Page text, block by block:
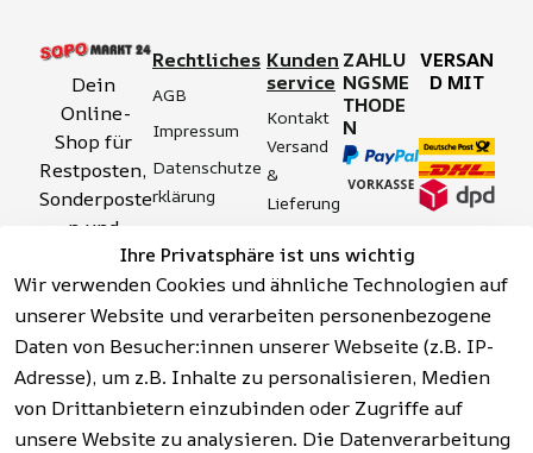
Ihre Privatsphäre ist uns wichtig
Wir verwenden Cookies und ähnliche Technologien auf
unserer Website und verarbeiten personenbezogene
Daten von Besucher:innen unserer Webseite (z.B. IP-
Adresse), um z.B. Inhalte zu personalisieren, Medien
von Drittanbietern einzubinden oder Zugriffe auf
unsere Website zu analysieren. Die Datenverarbeitung
Dein
Online-
Shop für
Restposten,
Sonderposte
n und
Aktionsartik
el rund um
Werkzeuge,
Garten,
Haushalt
und mehr.
Rechtliches
AGB
Impressum
Datenschutze
rklärung
tserklärung
Widerrufsrech
t
Hinweise zur
Batterieentso
rgung
Kunden
service
Kontakt
Versand
&
Lieferung
&
Sicherhei
t
Häufige
Fragen
(FAQ)
ZAHLU
NGSME
THODE
N
VERSAN
D MIT